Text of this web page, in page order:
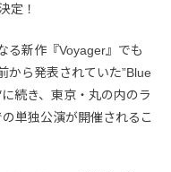
定！
る新作『Voyager』でも
から発表されていた”Blue
続き、東京・丸の内のラ
単独公演が開催されるこ